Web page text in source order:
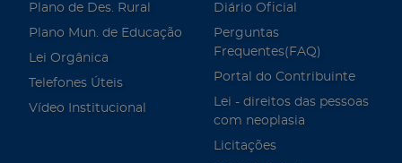
Plano de Des. Rural
Plano Mun. de Educação
Lei Orgânica
Telefones Úteis
Vídeo Institucional
Diário Oficial
Perguntas
Frequentes(FAQ)
Portal do Contribuinte
Lei - direitos das pessoas
com neoplasia
Licitações